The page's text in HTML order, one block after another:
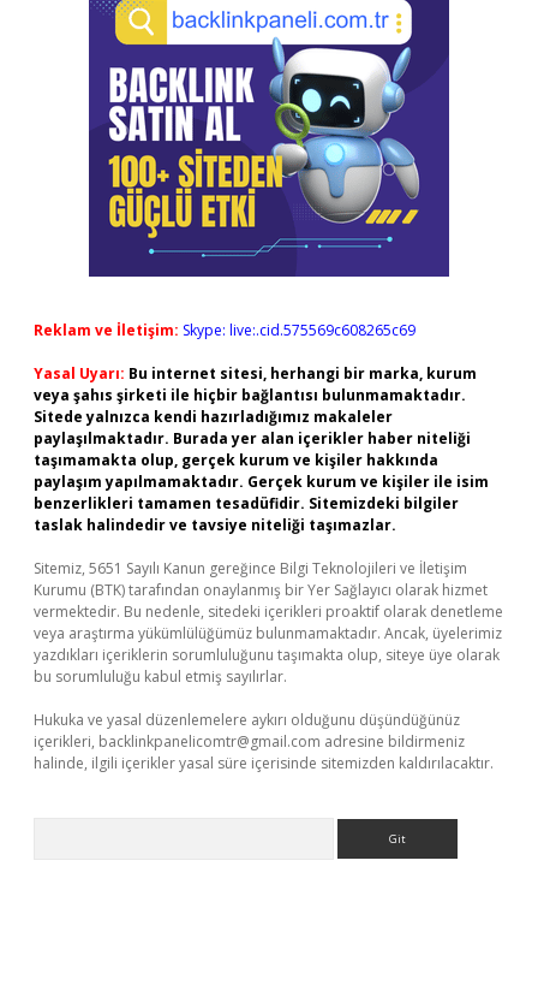
Reklam ve İletişim: Skype: live:.cid.575569c608265c69
Yasal Uyarı: Bu internet sitesi, herhangi bir marka, kurum
veya şahıs şirketi ile hiçbir bağlantısı bulunmamaktadır.
Sitede yalnızca kendi hazırladığımız makaleler
paylaşılmaktadır. Burada yer alan içerikler haber niteliği
taşımamakta olup, gerçek kurum ve kişiler hakkında
paylaşım yapılmamaktadır. Gerçek kurum ve kişiler ile isim
benzerlikleri tamamen tesadüfidir. Sitemizdeki bilgiler
taslak halindedir ve tavsiye niteliği taşımazlar.
Sitemiz, 5651 Sayılı Kanun gereğince Bilgi Teknolojileri ve İletişim
Kurumu (BTK) tarafından onaylanmış bir Yer Sağlayıcı olarak hizmet
vermektedir. Bu nedenle, sitedeki içerikleri proaktif olarak denetleme
veya araştırma yükümlülüğümüz bulunmamaktadır. Ancak, üyelerimiz
yazdıkları içeriklerin sorumluluğunu taşımakta olup, siteye üye olarak
bu sorumluluğu kabul etmiş sayılırlar.
Hukuka ve yasal düzenlemelere aykırı olduğunu düşündüğünüz
içerikleri, backlinkpanelicomtr@gmail.com adresine bildirmeniz
halinde, ilgili içerikler yasal süre içerisinde sitemizden kaldırılacaktır.